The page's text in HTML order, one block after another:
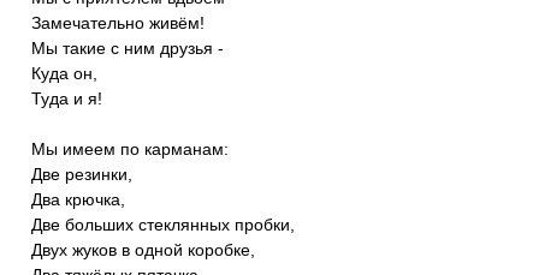
Замечательно живём!
Мы такие с ним друзья -
Куда он,
Туда и я!
Мы имеем по карманам:
Две резинки,
Два крючка,
Две больших стеклянных пробки,
Двух жуков в одной коробке,